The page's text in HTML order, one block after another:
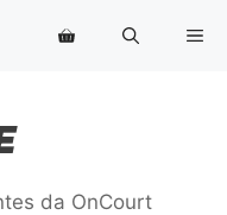
da OnCourt